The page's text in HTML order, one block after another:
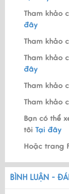
Tham khảo
đây
Tham khảo
Tham khảo
đây
Tham khảo
Tham khảo
Bạn có thể
tôi Tại đây
Hoặc trang
BÌNH LUẬN -